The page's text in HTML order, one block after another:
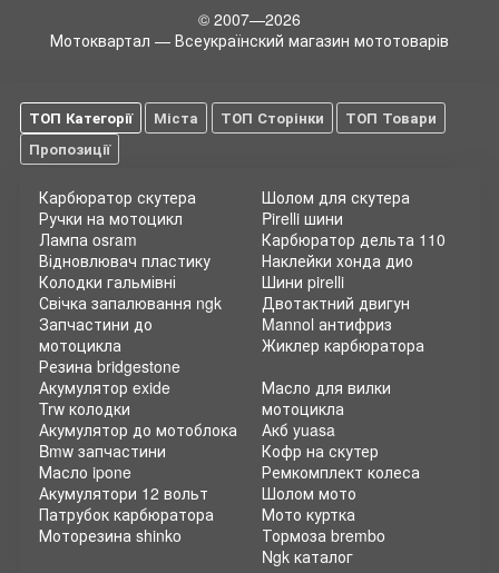
© 2007—2026
Мотоквартал — Всеукраїнский магазин мототоварів
ТОП Категорії Міста ТОП Сторінки
ТОП Товари
Пропозиції
Карбюратор скутера
Ручки на мотоцикл
Лампа osram
Відновлювач пластику
Колодки гальмівні
Свічка запалювання ngk
Запчастини до
мотоцикла
Резина bridgestone
Шолом для скутера
Pirelli шини
Карбюратор дельта 110
Наклейки хонда дио
Шини pirelli
Двотактний двигун
Mannol антифриз
Жиклер карбюратора
Акумулятор exide
Trw колодки
Акумулятор до мотоблока
Bmw запчастини
Масло ipone
Акумулятори 12 вольт
Патрубок карбюратора
Моторезина shinko
Масло для вилки
мотоцикла
Акб yuasa
Кофр на скутер
Ремкомплект колеса
Шолом мото
Мото куртка
Тормоза brembo
Ngk каталог